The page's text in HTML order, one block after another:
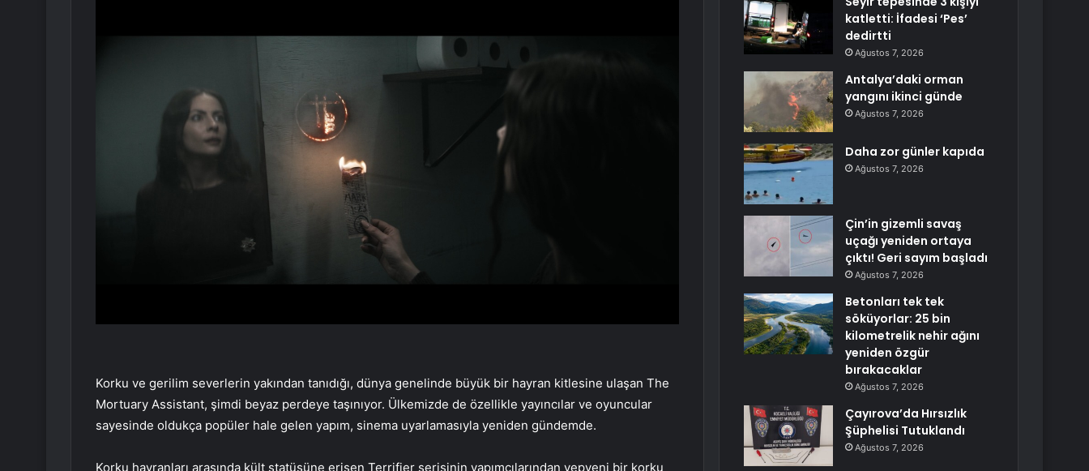
Korku ve gerilim severlerin yakından tanıdığı, dünya genelinde büyük bir hayran kitlesine ulaşan The
Mortuary Assistant, şimdi beyaz perdeye taşınıyor. Ülkemizde de özellikle yayıncılar ve oyuncular
sayesinde oldukça popüler hale gelen yapım, sinema uyarlamasıyla yeniden gündemde.
Korku hayranları arasında kült statüsüne erişen Terrifier serisinin yapımcılarından yepyeni bir korku
katletti: İfadesi ‘Pes’
dedirtti
Ağustos 7, 2026
Antalya’daki orman
yangını ikinci günde
Ağustos 7, 2026
Daha zor günler kapıda
Ağustos 7, 2026
Çin’in gizemli savaş
uçağı yeniden ortaya
çıktı! Geri sayım başladı
Ağustos 7, 2026
Betonları tek tek
söküyorlar: 25 bin
kilometrelik nehir ağını
yeniden özgür
bırakacaklar
Ağustos 7, 2026
Çayırova’da Hırsızlık
Şüphelisi Tutuklandı
Ağustos 7, 2026